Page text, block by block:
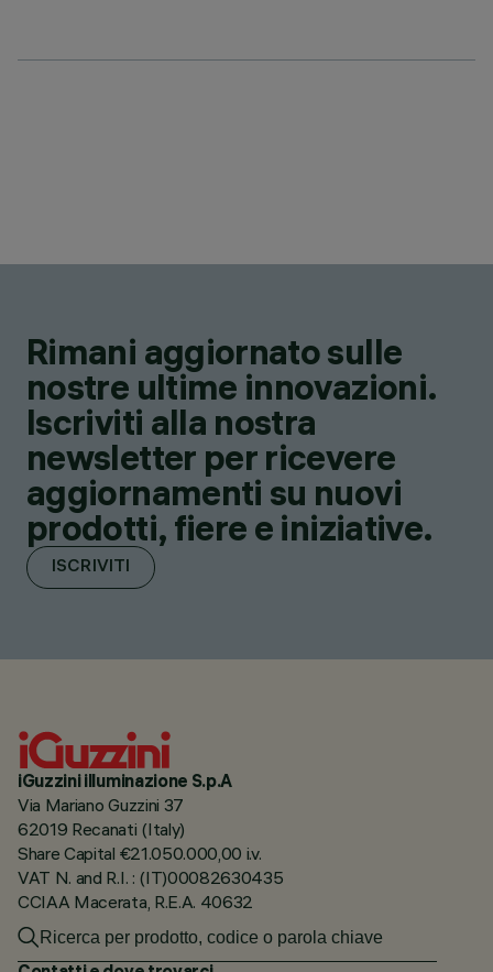
Rimani aggiornato sulle
nostre ultime innovazioni.
Iscriviti alla nostra
newsletter per ricevere
aggiornamenti su nuovi
prodotti, fiere e iniziative.
ISCRIVITI
iGuzzini illuminazione S.p.A
Via Mariano Guzzini 37
62019 Recanati (Italy)
Share Capital €21.050.000,00 i.v.
VAT N. and R.I. : (IT)00082630435
CCIAA Macerata, R.E.A. 40632